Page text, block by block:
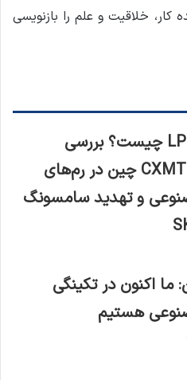
کار، خلاقیت و علم را بازنویسی
رم LPDDR6 چیست؟ بررسی
پیشرفت CXMT چین در رم‌های
و تهدید سامسونگ
ما اکنون در تکینگی
هستیم